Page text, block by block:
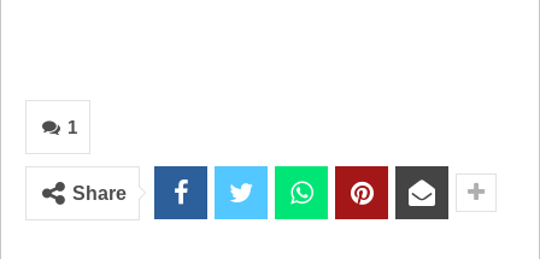
1
Share